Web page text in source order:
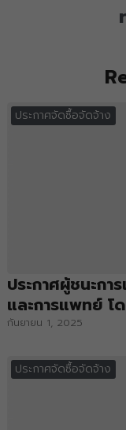
ประกาศจัดซื้อจัดจ้าง
ประกาศผู้ชนะกา
และการแพทย์ โด
กันยายน 1, 2025
ประกาศจัดซื้อจัดจ้าง